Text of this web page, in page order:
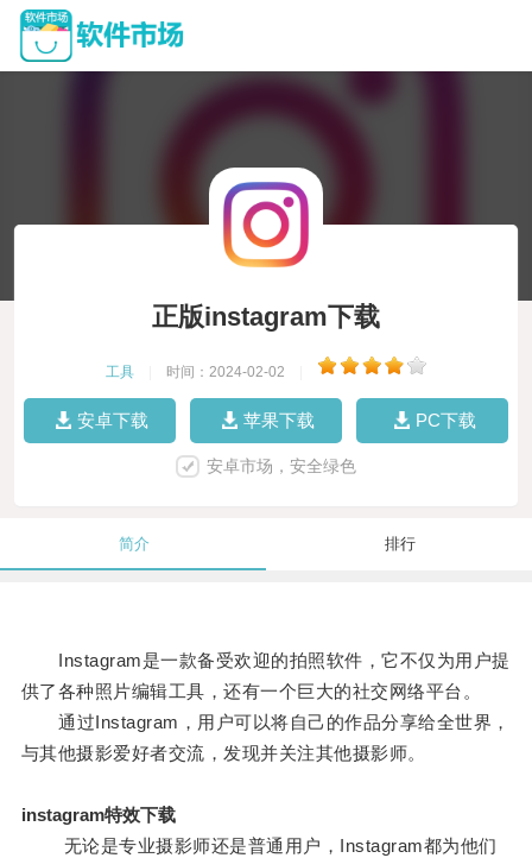
正版instagram下载
工具 时间：2024-02-02
安卓下载 苹果下载 PC下载
安卓市场，安全绿色
简介 排行
Instagram是一款备受欢迎的拍照软件，它不仅为用户提
供了各种照片编辑工具，还有一个巨大的社交网络平台。
通过Instagram，用户可以将自己的作品分享给全世界，
与其他摄影爱好者交流，发现并关注其他摄影师。
instagram特效下载
无论是专业摄影师还是普通用户，Instagram都为他们